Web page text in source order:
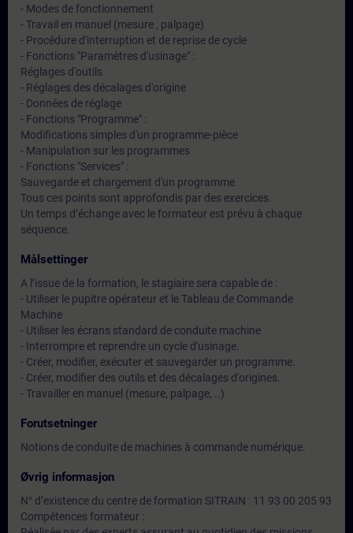
- Modes de fonctionnement
- Travail en manuel (mesure , palpage)
- Procédure d'interruption et de reprise de cycle
- Fonctions "Paramètres d'usinage" :
Réglages d'outils
- Réglages des décalages d'origine
- Données de réglage
- Fonctions "Programme" :
Modifications simples d'un programme-pièce
- Manipulation sur les programmes
- Fonctions "Services" :
Sauvegarde et chargement d'un programme
Tous ces points sont approfondis par des exercices.
Un temps d’échange avec le formateur est prévu à chaque
séquence.
Målsettinger
A l’issue de la formation, le stagiaire sera capable de :
- Utiliser le pupitre opérateur et le Tableau de Commande
Machine
- Utiliser les écrans standard de conduite machine
- Interrompre et reprendre un cycle d'usinage.
- Créer, modifier, exécuter et sauvegarder un programme.
- Créer, modifier des outils et des décalages d'origines.
- Travailler en manuel (mesure, palpage, ..)
Forutsetninger
Notions de conduite de machines à commande numérique.
Øvrig informasjon
N° d’existence du centre de formation SITRAIN : 11 93 00 205 93
Compétences formateur :